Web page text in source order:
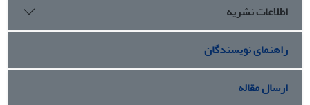
اطلاعات نشریه
راهنمای نویسندگان
ارسال مقاله